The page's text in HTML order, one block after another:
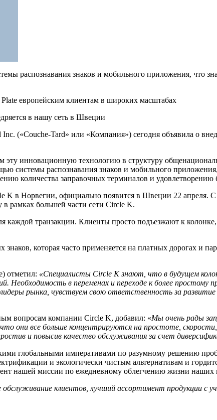
распознавания знаков и мобильного приложения, что
европейским клиентам в широких масштабах
в нашу сеть в Швеции
(«Couche-Tard» или «Компания») сегодня объявила о
инновационную технологию в структуру
системы распознавания знаков и мобильного
количества заправочных терминалов и удовлетворению
K в Норвегии, официально появится в Швеции 22 апреля.
в рамках большей части сети Circle K.
каждой транзакции. Клиенты просто подъезжают к
которая часто применяется на платных дорогах и
отметил: «Специалисты Circle K знают, что в будущем
в переменах и переходе к более простому
рынка, чувствуем свою ответственность за
вопросам компании Circle K, добавил: «Мы очень рады
они все больше концентрируются на простоте,
и повысив качество обслуживания за счет
глобальными императивами по разумному решению
и экологически чистым альтернативам и
нашей миссии по ежедневному облегчению жизни наших
клиентов, лучший ассортимент продукции с